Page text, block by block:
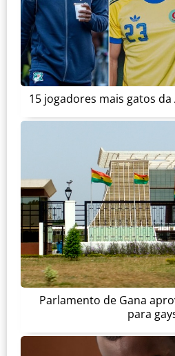
15 jogadores mais gatos da
Parlamento de Gana
para